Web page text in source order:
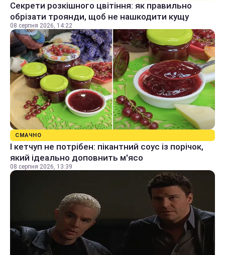
Секрети розкішного цвітіння: як правильно
обрізати троянди, щоб не нашкодити кущу
08 серпня 2026, 14:22
СМАЧНО
І кетчуп не потрібен: пікантний соус із порічок,
який ідеально доповнить м'ясо
08 серпня 2026, 13:39